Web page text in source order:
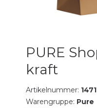
PURE
kraft
Artikelnummer:
Warengruppe: Pure